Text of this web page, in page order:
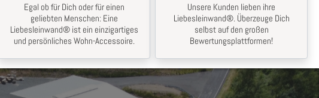
Egal ob für Dich oder für einen
geliebten Menschen: Eine
Liebesleinwand® ist ein einzigartiges
und persönliches Wohn-Accessoire.
Unsere Kunden lieben ihre
Liebesleinwand®. Überzeuge Dich
selbst auf den großen
Bewertungsplattformen!